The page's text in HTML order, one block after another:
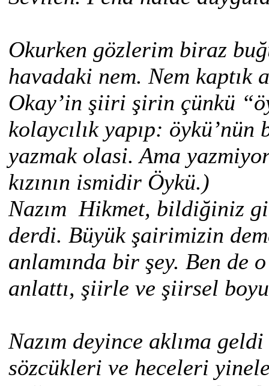
Okurken gözlerim biraz
havadaki nem. Nem kaptık
Okay’in şiiri şirin çünkü
kolaycılık yapıp:
yazmak olasi. Ama
kızının ismidir Öykü.)
Nazım Hikmet, bildiğiniz
derdi. Büyük şairimizin
anlamında bir şey. Ben de
anlattı, şiirle ve şiirsel
Nazım deyince aklıma
sözcükleri ve heceleri